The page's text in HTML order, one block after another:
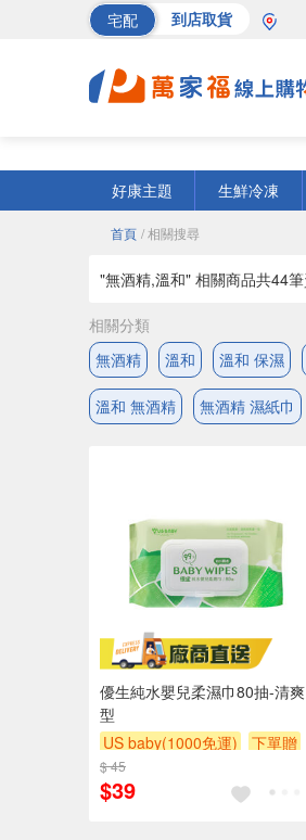
宅配 到店取貨
好康主題
生鮮冷凍
首頁 / 相關搜尋
"無酒精,溫和" 相關商品共44
相關分類
無酒精
溫和 溫和 保濕
溫和 無酒精 無酒精 濕紙巾
優生純水嬰兒柔濕巾80抽-清爽
型
US baby(1000免運)
下單贈
滿額贈
$ 45
$39